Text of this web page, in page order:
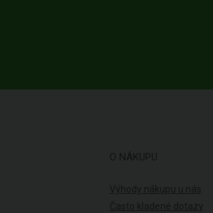
O NÁKUPU
Výhody nákupu u nás
Často kladené dotazy